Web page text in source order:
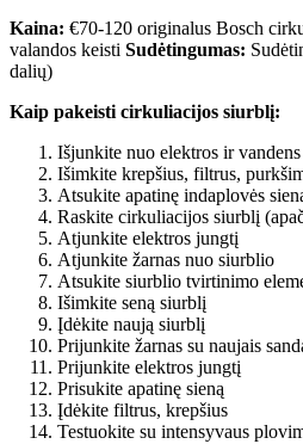
Kaina: €70-120 originalus Bosch
valandos keisti Sudėtingumas:
dalių)
Kaip pakeisti cirkuliacijos siurblį:
Išjunkite nuo elektros ir vandens
Išimkite krepšius, filtrus,
Atsukite apatinę indaplovės
Raskite cirkuliacijos siurblį
Atjunkite elektros jungtį
Atjunkite žarnas nuo siurblio
Atsukite siurblio tvirtinimo
Išimkite seną siurblį
Įdėkite naują siurblį
Prijunkite žarnas su naujais
Prijunkite elektros jungtį
Prisukite apatinę sieną
Įdėkite filtrus, krepšius
Testuokite su intensyvaus